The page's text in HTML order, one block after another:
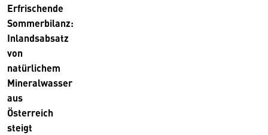
Erfrischende
Sommerbilanz:
Inlandsabsatz
von
natürlichem
Mineralwasser
aus
Österreich
steigt